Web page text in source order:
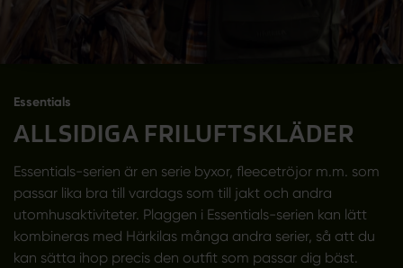
Essentials
ALLSIDIGA FRILUFTSKLÄDER
Essentials-serien är en serie byxor, fleecetröjor m.m. som
passar lika bra till vardags som till jakt och andra
utomhusaktiviteter. Plaggen i Essentials-serien kan lätt
kombineras med Härkilas många andra serier, så att du
kan sätta ihop precis den outfit som passar dig bäst.